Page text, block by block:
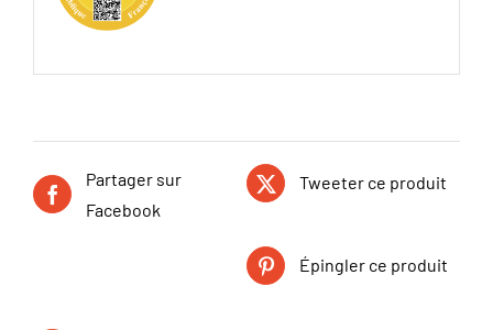
Partager sur
Facebook
Tweeter ce produit
Épingler ce produit